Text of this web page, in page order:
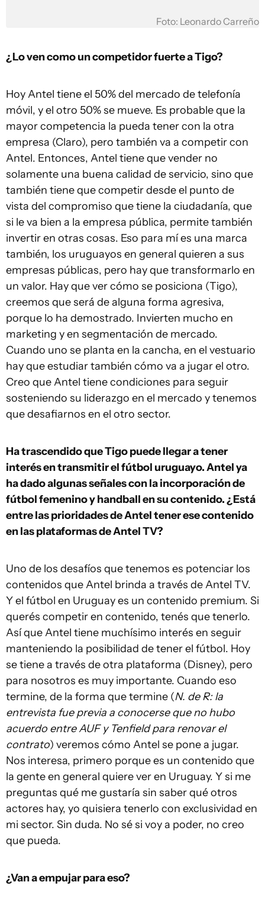
Foto: Leonardo Carreño
¿Lo ven como un competidor fuerte a Tigo?
Hoy Antel tiene el 50% del mercado de telefonía
móvil, y el otro 50% se mueve. Es probable que la
mayor competencia la pueda tener con la otra
empresa (Claro), pero también va a competir con
Antel. Entonces, Antel tiene que vender no
solamente una buena calidad de servicio, sino que
también tiene que competir desde el punto de
vista del compromiso que tiene la ciudadanía, que
si le va bien a la empresa pública, permite también
invertir en otras cosas. Eso para mí es una marca
también, los uruguayos en general quieren a sus
empresas públicas, pero hay que transformarlo en
un valor. Hay que ver cómo se posiciona (Tigo),
creemos que será de alguna forma agresiva,
porque lo ha demostrado. Invierten mucho en
marketing y en segmentación de mercado.
Cuando uno se planta en la cancha, en el vestuario
hay que estudiar también cómo va a jugar el otro.
Creo que Antel tiene condiciones para seguir
sosteniendo su liderazgo en el mercado y tenemos
que desafiarnos en el otro sector.
Ha trascendido que Tigo puede llegar a tener
interés en transmitir el fútbol uruguayo. Antel ya
ha dado algunas señales con la incorporación de
fútbol femenino y handball en su contenido. ¿Está
entre las prioridades de Antel tener ese contenido
en las plataformas de Antel TV?
Uno de los desafíos que tenemos es potenciar los
contenidos que Antel brinda a través de Antel TV.
Y el fútbol en Uruguay es un contenido premium. Si
querés competir en contenido, tenés que tenerlo.
Así que Antel tiene muchísimo interés en seguir
manteniendo la posibilidad de tener el fútbol. Hoy
se tiene a través de otra plataforma (Disney), pero
para nosotros es muy importante. Cuando eso
termine, de la forma que termine (N. de R: la
entrevista fue previa a conocerse que no hubo
acuerdo entre AUF y Tenfield para renovar el
contrato) veremos cómo Antel se pone a jugar.
Nos interesa, primero porque es un contenido que
la gente en general quiere ver en Uruguay. Y si me
preguntas qué me gustaría sin saber qué otros
actores hay, yo quisiera tenerlo con exclusividad en
mi sector. Sin duda. No sé si voy a poder, no creo
que pueda.
¿Van a empujar para eso?